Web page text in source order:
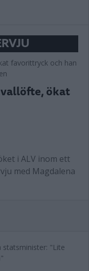
vallöfte, ökat
i ALV inom ett
med Magdalena